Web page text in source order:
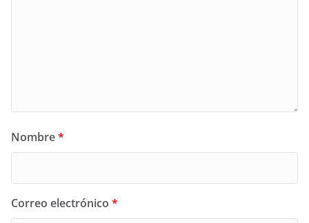
Nombre*
Correo electrónico *